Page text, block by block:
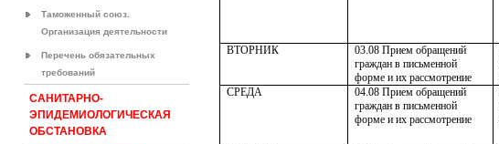
Таможенный союз.
Организация деятельности
Перечень обязательных
требований
САНИТАРНО-
ЭПИДЕМИОЛОГИЧЕСКАЯ
ОБСТАНОВКА
ВТОРНИК 03.08 Прием обращений
граждан в письменной
форме и их рассмотрение
СРЕДА
04.08 Прием обращений
граждан в письменной
форме и их рассмотрение